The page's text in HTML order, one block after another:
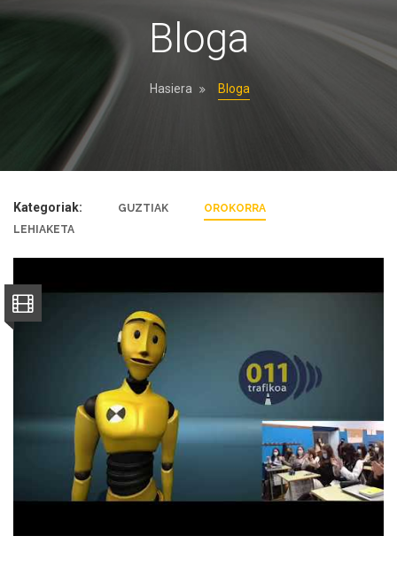
Bloga
Hasiera Bloga
Kategoriak: GUZTIAK
OROKORRA
LEHIAKETA